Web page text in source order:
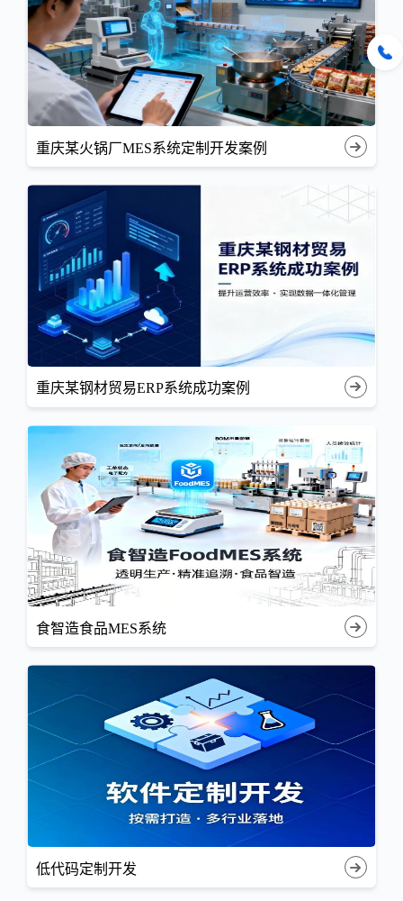
重庆某火锅厂MES系统定制开发案例
重庆某钢材贸易ERP系统成功案例
食智造食品MES系统
低代码定制开发